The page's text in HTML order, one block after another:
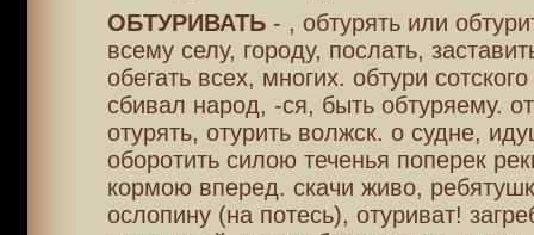
ОБТУРИВАТЬ- , обтурять или
всему селу, городу, послать,
обегать всех, многих. обтури
сбивал народ, -ся, быть обтуряему.
отурять, отурить волжск. о судне,
оборотить силою теченья поперек
кормою вперед. скачи живо,
ослопину (на потесь), отуриват!